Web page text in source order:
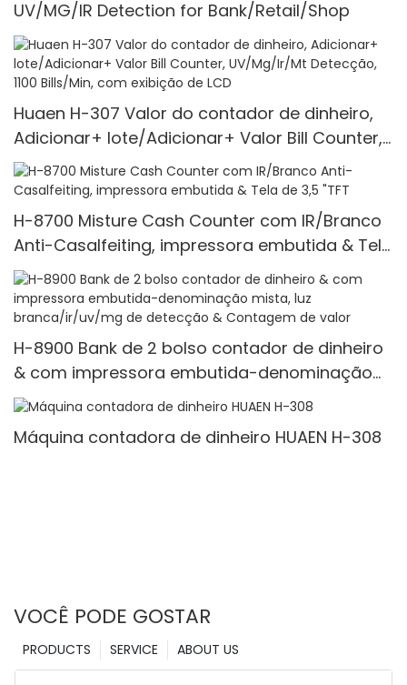
UV/MG/IR Detection for Bank/Retail/Shop
Huaen H-307 Valor do contador de dinheiro,
Adicionar+ lote/Adicionar+ Valor Bill Counter,
UV/Mg/Ir/Mt Detecção, 1100 Bills/Min, com
exibição de LCD
H-8700 Misture Cash Counter com IR/Branco
Anti-Casalfeiting, impressora embutida & Tela
de 3,5 "TFT
H-8900 Bank de 2 bolso contador de dinheiro
& com impressora embutida-denominação
mista, luz branca/ir/uv/mg de detecção &
Contagem de valor
Máquina contadora de dinheiro HUAEN H-308
VOCÊ PODE GOSTAR
ABOUT US
SERVICE
PRODUCTS